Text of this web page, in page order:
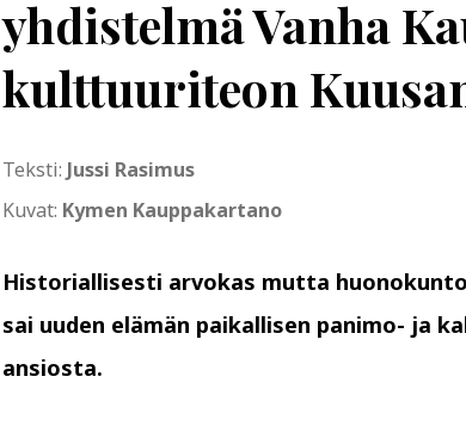
yhdistelmä Vanha
kulttuuriteon
Teksti: Jussi Rasimus
Kuvat: Kymen Kauppakartano
Historiallisesti arvokas mutta
sai uuden elämän paikallisen panimo- ja
ansiosta.